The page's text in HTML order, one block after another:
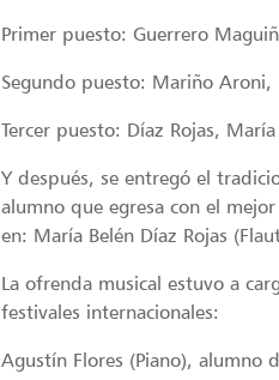
Primer puesto: Guerrero
Segundo puesto: Mariño Aroni,
Tercer puesto: Díaz Rojas,
Y después, se entregó el
alumno que egresa con el
en: María Belén Díaz Rojas
La ofrenda musical estuvo a
festivales internacionales:
Agustín Flores (Piano), alumno